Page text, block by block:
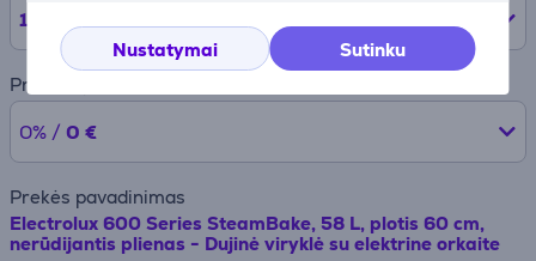
Nustatymai Sutinku
12
Pradinė įmoka
0% / 0 €
Prekės pavadinimas
Electrolux 600 Series SteamBake, 58 L, plotis 60 cm,
nerūdijantis plienas - Dujinė viryklė su elektrine orkaite